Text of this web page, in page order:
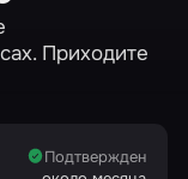
Приходите
Подтвержден